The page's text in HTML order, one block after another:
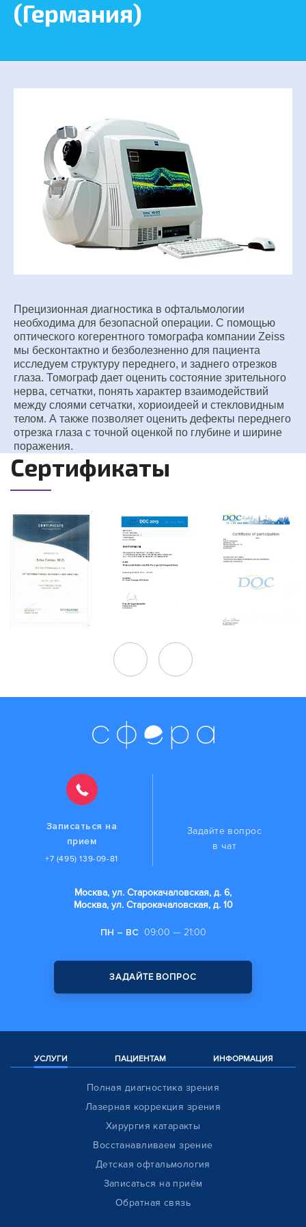
(Германия)
Прецизионная диагностика в офтальмологии
необходима для безопасной операции. С помощью
оптического когерентного томографа компании Zeiss
мы бесконтактно и безболезненно для пациента
исследуем структуру переднего, и заднего отрезков
глаза. Томограф дает оценить состояние зрительного
нерва, сетчатки, понять характер взаимодействий
между слоями сетчатки, хориоидеей и стекловидным
телом. А также позволяет оценить дефекты переднего
отрезка глаза с точной оценкой по глубине и ширине
поражения.
Сертификаты
Записаться на
прием
+7 (495) 139-09-81
Задайте вопрос
в чат
Москва, ул. Старокачаловская, д. 6,
Москва, ул. Старокачаловская, д. 10
ПН – ВС 09:00 — 21:00
ЗАДАЙТЕ ВОПРОС
УСЛУГИ ПАЦИЕНТАМ ИНФОРМАЦИЯ
Полная диагностика зрения
Лазерная коррекция зрения
Хирургия катаракты
Восстанавливаем зрение
Детская офтальмология
Записаться на приём
Обратная связь